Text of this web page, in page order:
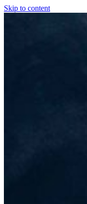
Skip to content